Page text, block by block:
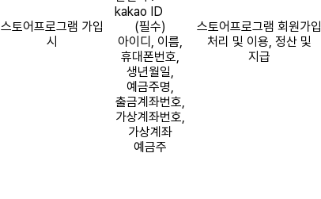
kakao ID
스토어프로그램 가입
시
(필수)
아이디 , 이름,
휴대폰번호,
생년월일,
예금주명,
출금계좌번호,
가상계좌번호,
가상계좌
예금주
스토어프로그램 회원가입
처리 및 이용, 정산 및
지급